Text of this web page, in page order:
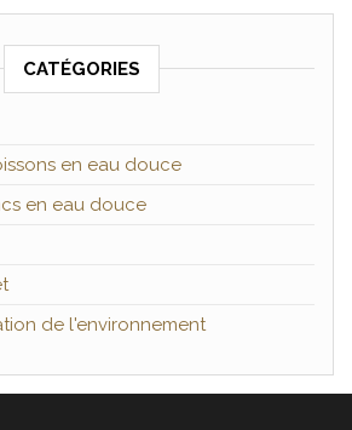
CATÉGORIES
en eau douce
en eau douce
de l'environnement